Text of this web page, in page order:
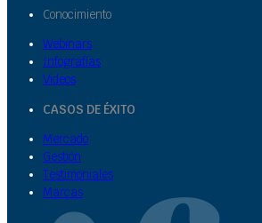
Conocimiento
Webinars
Infografías
Videos
CASOS DE ÉXITO
Mercado
Gestión
Testimoniales
Marcas